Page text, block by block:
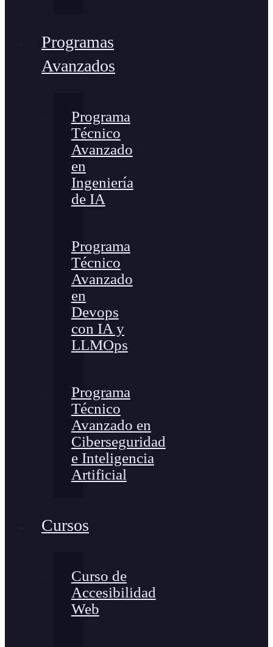
Programas
Avanzados
Programa
Técnico
Avanzado
en
Ingeniería
de IA
Programa
Técnico
Avanzado
en
Devops
con IA y
LLMOps
Programa
Técnico
Avanzado en
Ciberseguridad
e Inteligencia
Artificial
Cursos
Curso de
Accesibilidad
Web